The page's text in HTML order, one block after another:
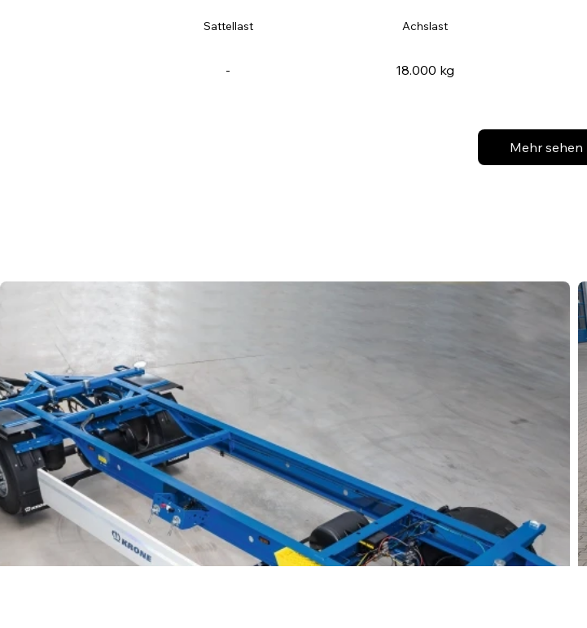
Sattellast
-
Achslast
18.000 kg
Mehr sehen